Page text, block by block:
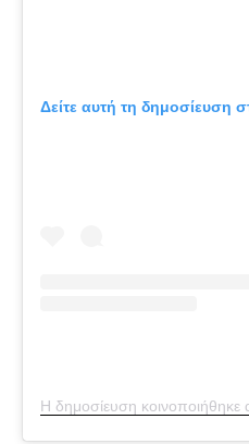
Δείτε αυτή τη δημοσίευση